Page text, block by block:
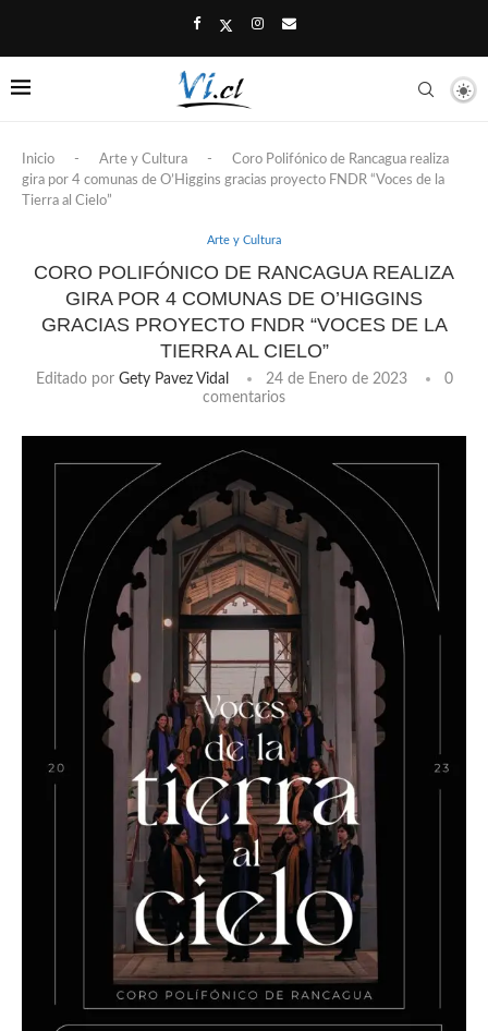
Inicio - Arte y Cultura -
Coro Polifónico de Rancagua realiza
gira por 4 comunas de O’Higgins gracias proyecto FNDR “Voces de la
Tierra al Cielo”
Arte y Cultura
CORO POLIFÓNICO DE RANCAGUA REALIZA
GIRA POR 4 COMUNAS DE O’HIGGINS
GRACIAS PROYECTO FNDR “VOCES DE LA
TIERRA AL CIELO”
Editado por Gety Pavez Vidal 24 de Enero de 2023
0
comentarios